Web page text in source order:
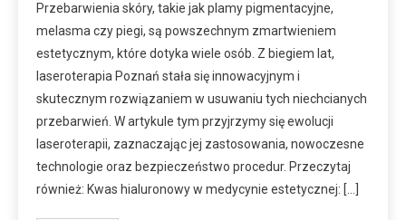
Przebarwienia skóry, takie jak plamy pigmentacyjne,
melasma czy piegi, są powszechnym zmartwieniem
estetycznym, które dotyka wiele osób. Z biegiem lat,
laseroterapia Poznań stała się innowacyjnym i
skutecznym rozwiązaniem w usuwaniu tych niechcianych
przebarwień. W artykule tym przyjrzymy się ewolucji
laseroterapii, zaznaczając jej zastosowania, nowoczesne
technologie oraz bezpieczeństwo procedur. Przeczytaj
również: Kwas hialuronowy w medycynie estetycznej: […]